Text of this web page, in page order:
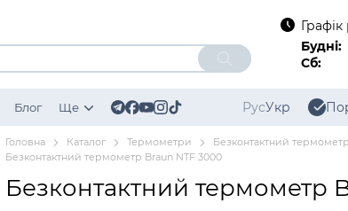
Будні:
Сб:
Блог Ще РусУкр
Головна Каталог Термометри
Безконтактний термометр
Безконтактний термометр Braun NTF 3000
Безконтактний термометр